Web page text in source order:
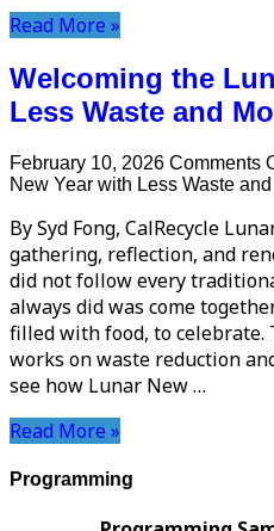
Read More »
Welcoming the
Less Waste and
February 10, 2026 Comments
New Year with Less Waste
By Syd Fong, CalRecycle
gathering, reflection, and
did not follow every
always did was come
filled with food, to celebrate.
works on waste reduction
see how Lunar New …
Read More »
Programming